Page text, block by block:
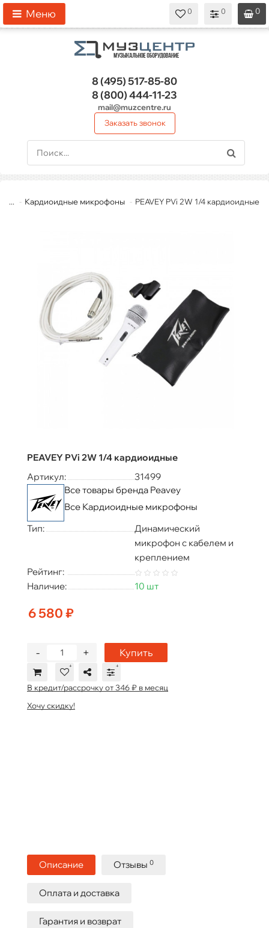
0
0
0
Меню
8 (495)517-85-80
8 (800)444-11-23
mail@muzcentre.ru
Заказать звонок
... Кардиоидные микрофоны PEAVEY PVi 2W 1/4 кардиоидные
PEAVEY PVi 2W 1/4 кардиоидные
Артикул:
31499
Все товары бренда Peavey
Все Кардиоидные микрофоны
Тип:
Динамический
микрофон с кабелем и
креплением
Рейтинг:
Наличие:
10 шт
6 580 ₽
+
- Купить
В кредит/рассрочку от 346 ₽ в месяц
Хочу скидку!
Описание Отзывы 0
Оплата и доставка
Гарантия и возврат